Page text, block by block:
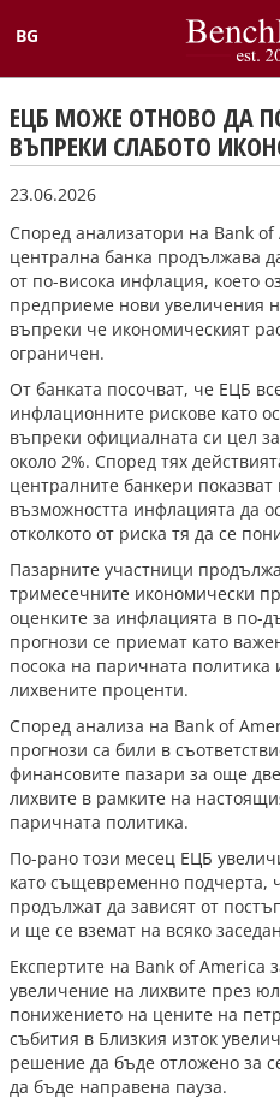
BG
English
ЕЦБ МОЖЕ ОТНОВО ДА
ВЪПРЕКИ СЛАБОТО
23.06.2026
Според анализатори на Bank of
централна банка продължава
от по-висока инфлация, което
предприеме нови увеличения
въпреки че икономическият
ограничен.
От банката посочват, че ЕЦБ
инфлационните рискове като
въпреки официалната си цел
около 2%. Според тях
централните банкери
възможността инфлацията да
отколкото от риска тя да се
Пазарните участници
тримесечните икономически
оценките за инфлацията в по-
прогнози се приемат като
посока на паричната
лихвените проценти.
Според анализа на Bank of
прогнози са били в
финансовите пазари за още
лихвите в рамките на
паричната политика.
По-рано този месец ЕЦБ
като същевременно
продължат да зависят от
и ще се вземат на всяко
Експертите на Bank of America
увеличение на лихвите през
понижението на цените на
събития в Близкия изток
решение да бъде отложено за
да бъде направена пауза.